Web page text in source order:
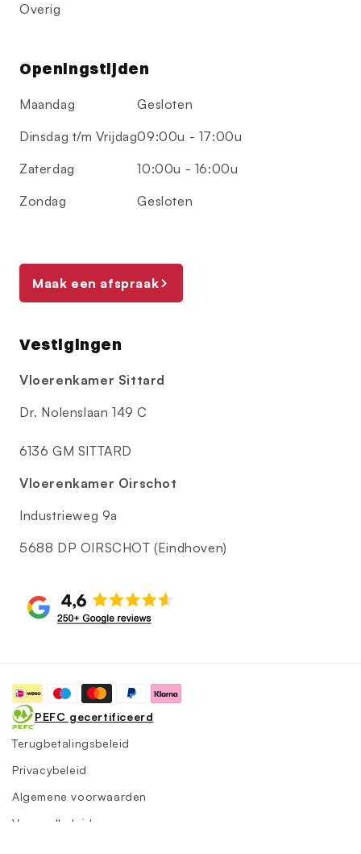
Overig
Openingstijden
Maandag
Dinsdag t/m Vrijdag
Zaterdag
Zondag
Gesloten
09:00u - 17:00u
10:00u - 16:00u
Gesloten
Maak een afspraak
Vestigingen
Vloerenkamer Sittard
Dr. Nolenslaan 149 C
6136 GM SITTARD
Vloerenkamer Oirschot
Industrieweg 9a
5688 DP OIRSCHOT (Eindhoven)
PEFC gecertificeerd
Terugbetalingsbeleid
Privacybeleid
Algemene voorwaarden
Verzendbeleid
Betaalmethoden